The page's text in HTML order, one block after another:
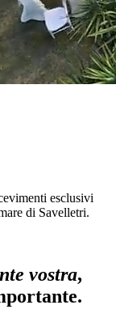
esclusivi
di Savelletri.
vostra,